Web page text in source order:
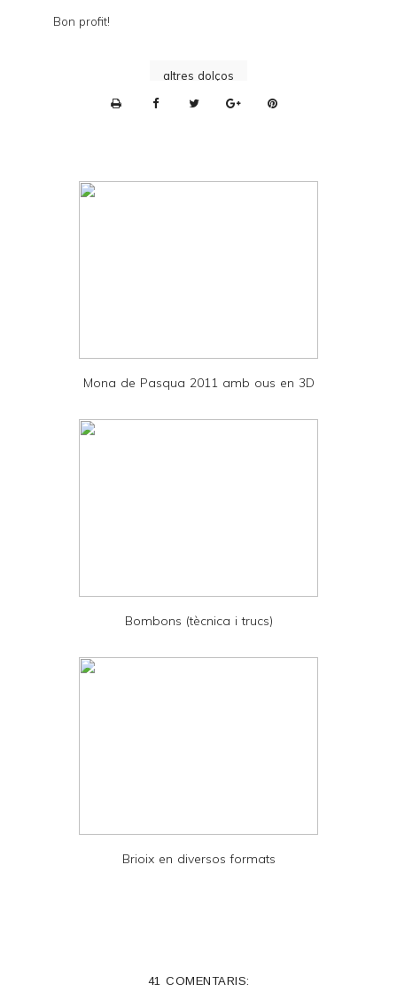
Bon profit!
altres dolços
n
d
Mona de Pasqua 2011 amb ous en 3D
Bombons (tècnica i trucs)
Brioix en diversos formats
41 COMENTARIS: